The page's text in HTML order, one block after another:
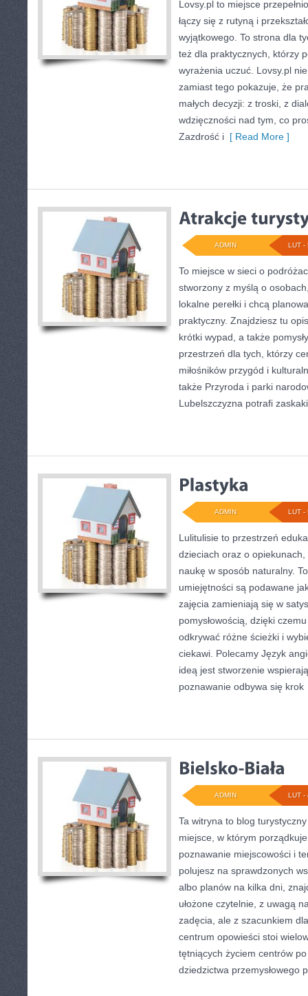
Lovsy.pl to miejsce
łączy się z rutyną i
wyjątkowego. To strona dla
też dla praktycznych, którzy
wyrażenia uczuć. Lovsy.pl
zamiast tego pokazuje, że
małych decyzji: z troski, z
wdzięczności nad tym, co
Zazdrość i [ Read More ]
LUT -
ADMIN
To miejsce w sieci o
stworzony z myślą o
lokalne perełki i chcą
praktyczny. Znajdziesz tu
krótki wypad, a także
przestrzeń dla tych, którzy
miłośników przygód i
także Przyroda i parki
Lubelszczyzna potrafi
LUT -
ADMIN
Lulitulisie to przestrzeń
dzieciach oraz o
naukę w sposób naturalny.
umiejętności są podawane
zajęcia zamieniają się w
pomysłowością, dzięki
odkrywać różne ścieżki i
ciekawi. Polecamy Język
ideą jest stworzenie
poznawanie odbywa się krok
LUT -
ADMIN
Ta witryna to blog
miejsce, w którym
poznawanie miejscowości i
polujesz na sprawdzonych
albo planów na kilka dni,
ułożone czytelnie, z uwagą
zadęcia, ale z szacunkiem
centrum opowieści stoi
tętniących życiem centrów
dziedzictwa przemysłowego